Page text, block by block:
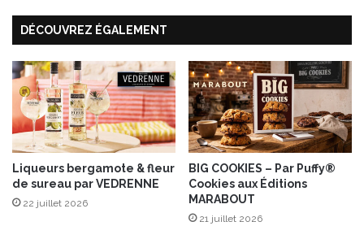
r
a
d
e
l
e
s
e
u
DÉCOUVREZ ÉGALEMENT
Liqueurs bergamote & fleur
de sureau par VEDRENNE
22 juillet 2026
BIG COOKIES – Par Puffy®
Cookies aux Éditions
MARABOUT
21 juillet 2026